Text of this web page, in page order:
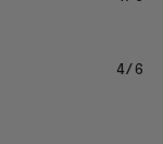
4/6